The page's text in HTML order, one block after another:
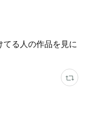
る人の作品を見に